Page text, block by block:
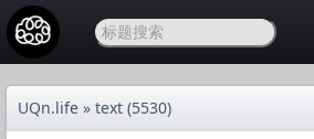
UQn.life » text (5530)